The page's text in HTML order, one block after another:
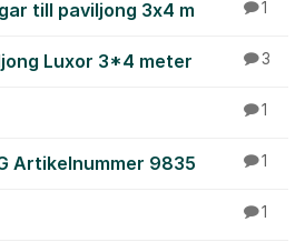
till paviljong 3x4 m 1
Luxor 3*4 meter 3
1
Artikelnummer 9835 1
1